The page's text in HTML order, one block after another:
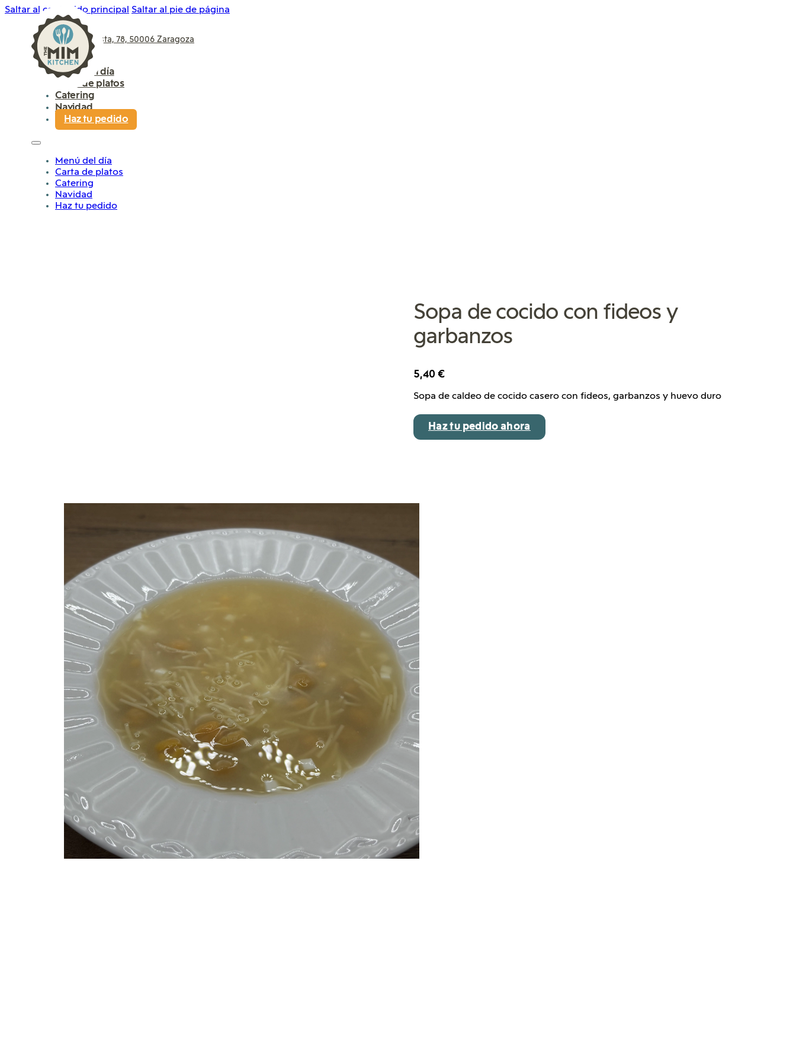
Saltar al contenido principal Saltar al pie de página
P.º de Sagasta, 78, 50006 Zaragoza
976 961 681
Menú del día
Carta de platos
Catering
Navidad
Haz tu pedido
Menú del día
Carta de platos
Catering
Navidad
Haz tu pedido
Sopa de cocido con fideos y
garbanzos
5,40 €
Sopa de caldeo de cocido casero con fideos, garbanzos y huevo duro
Haz tu pedido ahora